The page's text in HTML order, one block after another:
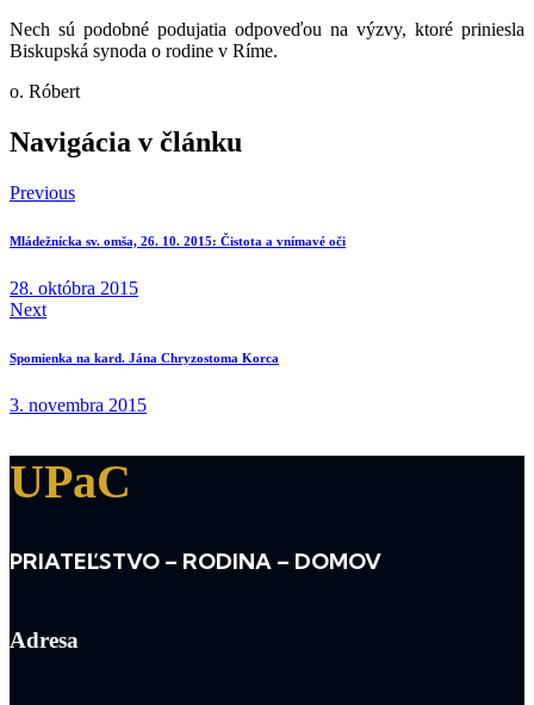
Nech sú podobné podujatia odpoveďou na výzvy, ktoré priniesla
Biskupská synoda o rodine v Ríme.
o. Róbert
Navigácia v článku
Previous
Mládežnícka sv. omša, 26. 10. 2015: Čistota a vnímavé oči
28. októbra 2015
Next
Spomienka na kard. Jána Chryzostoma Korca
3. novembra 2015
UPaC
PRIATEĽSTVO – RODINA – DOMOV
Adresa